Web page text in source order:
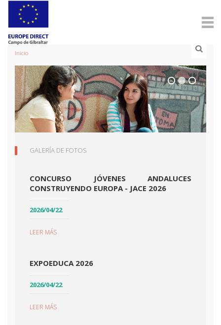
Inicio
GALERÍA DE FOTOS
CONCURSO JÓVENES ANDALUCES
CONSTRUYENDO EUROPA - JACE 2026
2026/04/22
LEER MÁS
EXPOEDUCA 2026
2026/04/22
LEER MÁS